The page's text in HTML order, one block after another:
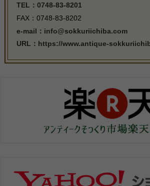
TEL：0748-83-8201
FAX：0748-83-8202
e-mail：info@sokkuriichiba.com
URL：https://www.antique-